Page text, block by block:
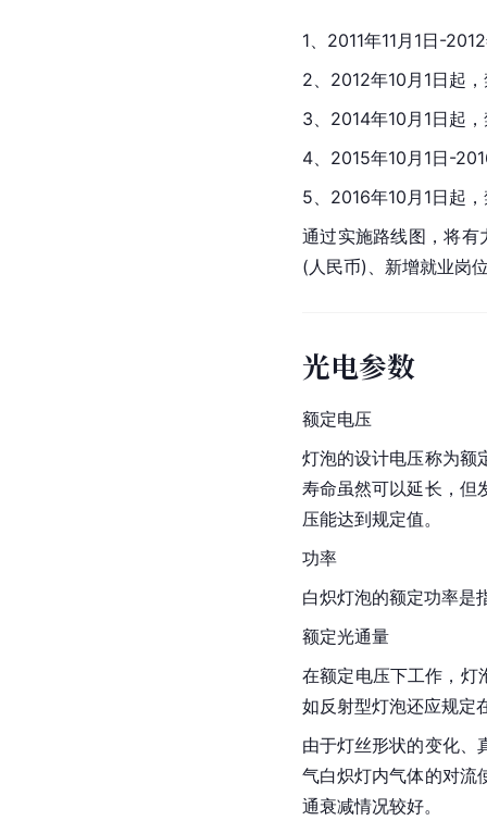
1、2011年11月1日-
2、2012年10月1日起
3、2014年10月1日起
4、2015年10月1日-
5、2016年10月1日起
通过实施路线图，将
(人民币)、新增就业岗
光电参数
额定电压
灯泡的设计电压称为额
寿命虽然可以延长，但
压能达到规定值。
功率
白炽灯泡的额定功率是
额定光通量
在额定电压下工作，灯
如反射型灯泡还应规定
由于灯丝形状的变化、
气白炽灯内气体的对流
通衰减情况较好。